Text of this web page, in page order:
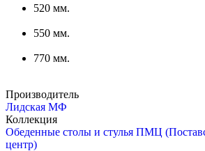
520 мм.
550 мм.
770 мм.
Производитель
Лидская МФ
Коллекция
Обеденные столы и стулья ПМЦ
центр)